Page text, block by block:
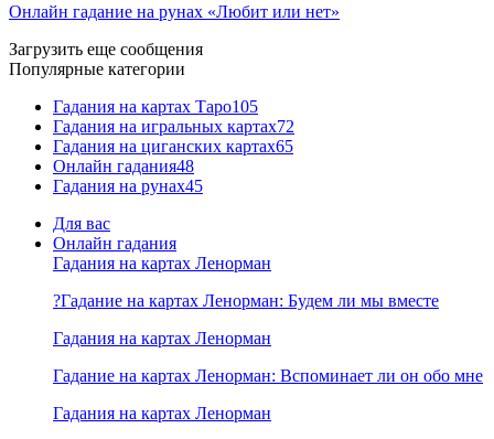
Онлайн гадание на рунах «Любит или нет»
Загрузить еще сообщения
Популярные категории
Гадания на картах Таро105
Гадания на игральных картах72
Гадания на циганских картах65
Онлайн гадания48
Гадания на рунах45
Для вас
Онлайн гадания
Гадания на картах Ленорман
?Гадание на картах Ленорман: Будем ли мы вместе
Гадания на картах Ленорман
Гадание на картах Ленорман: Вспоминает ли он обо мне
Гадания на картах Ленорман